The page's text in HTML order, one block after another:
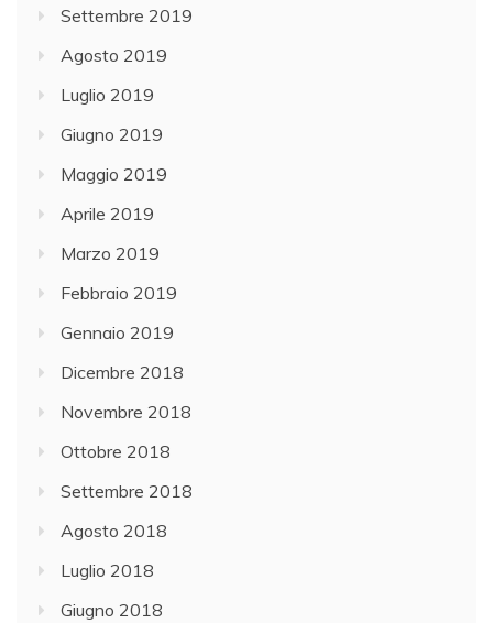
Settembre 2019
Agosto 2019
Luglio 2019
Giugno 2019
Maggio 2019
Aprile 2019
Marzo 2019
Febbraio 2019
Gennaio 2019
Dicembre 2018
Novembre 2018
Ottobre 2018
Settembre 2018
Agosto 2018
Luglio 2018
Giugno 2018